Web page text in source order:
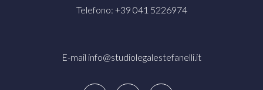
Telefono: +39 041 5226974
E-mail info@studiolegalestefanelli.it